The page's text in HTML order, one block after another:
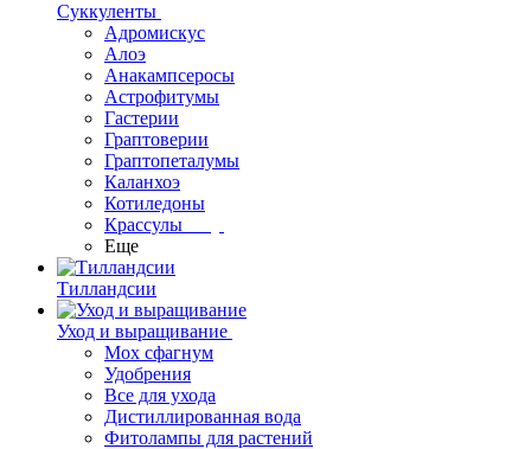
Суккуленты
Адромискус
Алоэ
Анакампсеросы
Астрофитумы
Гастерии
Граптоверии
Граптопеталумы
Каланхоэ
Котиледоны
Крассулы
Еще
Тилландсии
Уход и выращивание
Мох сфагнум
Удобрения
Все для ухода
Дистиллированная вода
Фитолампы для растений